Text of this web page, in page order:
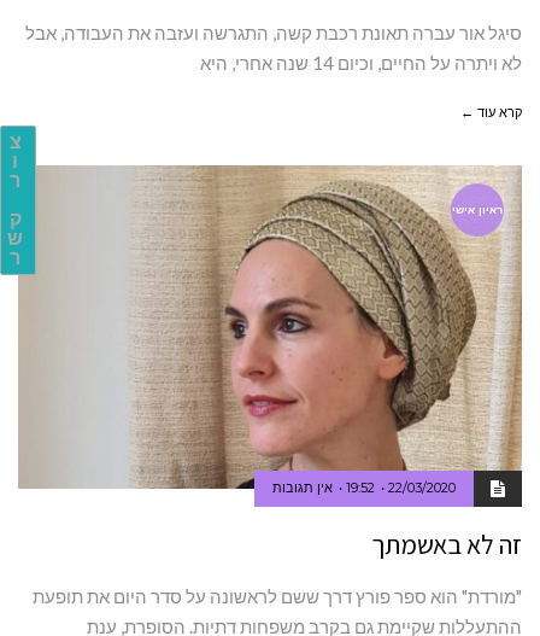
צ
ו
ר
ק
ש
ר
סיגל אור עברה תאונת רכבת קשה, התגרשה ועזבה את העבודה, אבל
לא ויתרה על החיים, וכיום 14 שנה אחרי, היא
קרא עוד ←
ראיון אישי
22/03/2020
19:52 אין תגובות
זה לא באשמתך
"מורדת" הוא ספר פורץ דרך ששם לראשונה על סדר היום את תופעת
ההתעללות שקיימת גם בקרב משפחות דתיות. הסופרת, ענת